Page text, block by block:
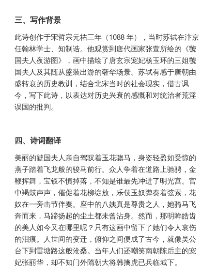
三、写作背景
此诗创作于宋哲宗元祐三年（1088 年），当时苏轼在汴京
任翰林学士、知制诰。他观赏到唐代画家张萱所绘的《虢
国夫人夜游图》，画中描绘了唐玄宗宠妃杨玉环的三姐虢
国夫人及其随从盛装出游的奢华场景。苏轼有感于唐朝由
盛转衰的历史教训，结合北宋当时的社会现实，借古讽
今，写下此诗，以表达对历史兴衰的感慨和对统治者荒淫
误国的批判。
四、诗词翻译
美丽的虢国夫人亲自驾驭着玉花骢马，身姿轻盈如受惊的
燕子踏着飞龙般的骏马前行。众人争着在道路上驰骋，金
鞭挥舞，宝钗不慎掉落，不知是谁最先冲进了明光宫。宫
中羯鼓声声，催促着花柳绽放，乐伎玉奴弹奏着弦索，花
奴在一旁击节伴奏。座中的八姨真是尊贵之人，她骑马飞
奔而来，马蹄扬起的尘土都未曾沾身。然而，那明眸皓齿
的美人如今又在哪里呢？只有这画中留下了她们令人哀伤
的泪痕。人世间的变迁，俯仰之间便成了古今，就像吴公
台下到雷塘路这般沧桑。当年人们还嘲笑南朝陈后主的宠
妃张丽华，却不知门外隋朝大将韩擒虎已兵临城下。